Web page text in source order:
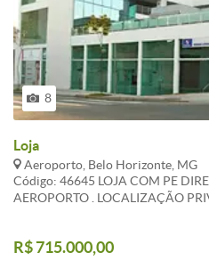
8
Loja
Aeroporto, Belo Horizonte, MG
Código: 46645 LOJA COM PE
AEROPORTO . LOCALIZAÇÃO
ATUALIZADO EM 01/11/2022 .
R$ 715.000,00